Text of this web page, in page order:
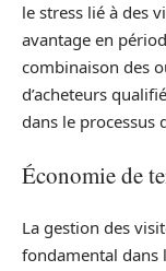
le stress lié à des
avantage en
combinaison des
d’acheteurs
dans le processus
Économie de
La gestion des
fondamental dans